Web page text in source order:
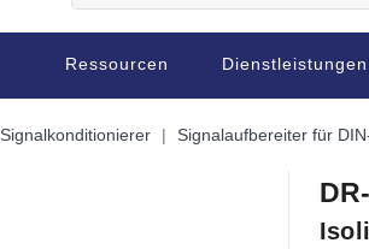
Ressourcen Dienstleistungen
Signalkonditionierer Signalaufbereiter für